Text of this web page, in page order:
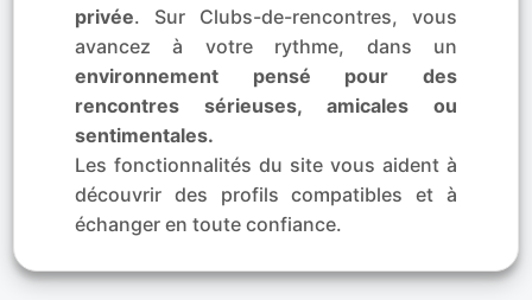
privée. Sur Clubs-de-rencontres, vous
avancez à votre rythme, dans un
environnement pensé pour des
rencontres sérieuses, amicales ou
sentimentales.
Les fonctionnalités du site vous aident à
découvrir des profils compatibles et à
échanger en toute confiance.